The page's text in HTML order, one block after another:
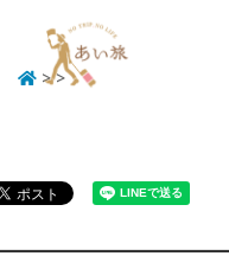
>>